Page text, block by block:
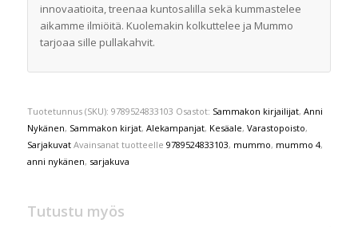
innovaatioita, treenaa kuntosalilla sekä kummastelee
aikamme ilmiöitä. Kuolemakin kolkuttelee ja Mummo
tarjoaa sille pullakahvit.
Tuotetunnus (SKU): 9789524833103 Osastot: Sammakon kirjailijat, Anni
Nykänen, Sammakon kirjat, Alekampanjat, Kesäale, Varastopoisto,
Sarjakuvat Avainsanat tuotteelle 9789524833103, mummo, mummo 4,
anni nykänen, sarjakuva
Tutustu myös